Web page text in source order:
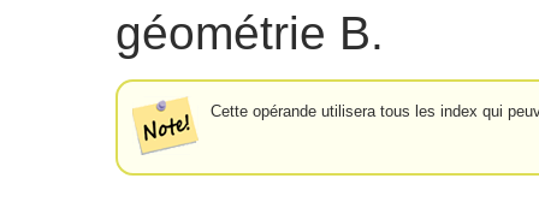
géométrie B.
Cette opérande utilisera tous les index qui